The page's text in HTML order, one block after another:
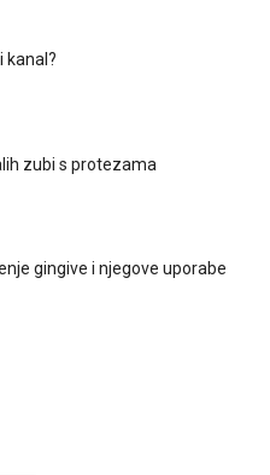
kanal?
zubi s protezama
gingive i njegove uporabe